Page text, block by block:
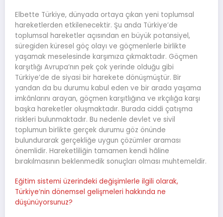
Elbette Türkiye, dünyada ortaya çıkan yeni toplumsal
hareketlerden etkilenecektir. Şu anda Türkiye’de
toplumsal hareketler açısından en büyük potansiyel,
süregiden küresel göç olayı ve göçmenlerle birlikte
yaşamak meselesinde karşımıza çıkmaktadır. Göçmen
karşıtlığı Avrupa’nın pek çok yerinde olduğu gibi
Türkiye’de de siyasi bir harekete dönüşmüştür. Bir
yandan da bu durumu kabul eden ve bir arada yaşama
imkânlarını arayan, göçmen karşıtlığına ve ırkçılığa karşı
başka hareketler oluşmaktadır. Burada ciddi çatışma
riskleri bulunmaktadır. Bu nedenle devlet ve sivil
toplumun birlikte gerçek durumu göz önünde
bulundurarak gerçekliğe uygun çözümler araması
önemlidir. Hareketliliğin tamamen kendi hâline
bırakılmasının beklenmedik sonuçları olması muhtemeldir.
Eğitim sistemi üzerindeki değişimlerle ilgili olarak,
Türkiye’nin dönemsel gelişmeleri hakkında ne
düşünüyorsunuz?